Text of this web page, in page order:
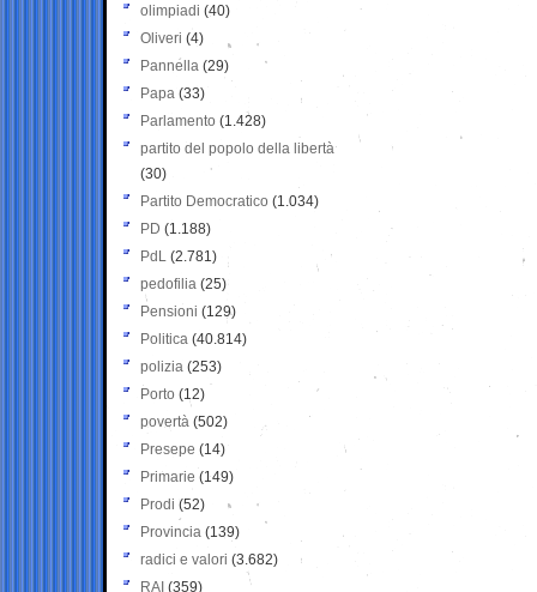
olimpiadi (40)
Oliveri (4)
Pannella (29)
Papa (33)
Parlamento (1.428)
partito del popolo della libertà
(30)
Partito Democratico (1.034)
PD (1.188)
PdL (2.781)
pedofilia (25)
Pensioni (129)
Politica (40.814)
polizia (253)
Porto (12)
povertà (502)
Presepe (14)
Primarie (149)
Prodi (52)
Provincia (139)
radici e valori (3.682)
RAI (359)